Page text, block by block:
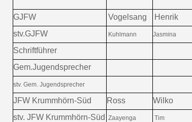
GJFW Vogelsang Henrik
stv.GJFW Kuhlmann Jasmina
Schriftführer
Gem.Jugendsprecher
stv. Gem. Jugendsprecher
JFW Krummhörn-Süd Ross Wilko
stv. JFW Krummhörn-Süd Zaayenga Tim